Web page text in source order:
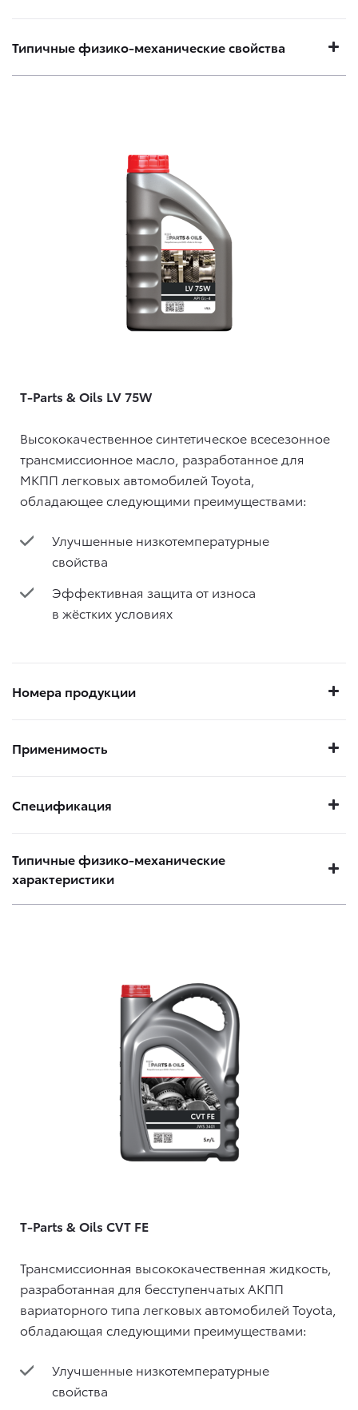
Типичные физико-механические свойства
T-Parts & Oils LV 75W
Высококачественное синтетическое всесезонное
трансмиссионное масло, разработанное для
МКПП легковых автомобилей Toyota,
обладающее следующими преимуществами:
Улучшенные низкотемпературные
свойства
Эффективная защита от износа
в жёстких условиях
Номера продукции
Применимость
Спецификация
Типичные физико-механические
характеристики
T-Parts & Oils CVT FE
Трансмиссионная высококачественная жидкость,
разработанная для бесступенчатых АКПП
вариаторного типа легковых автомобилей Toyota,
обладающая следующими преимуществами:
Улучшенные низкотемпературные
свойства